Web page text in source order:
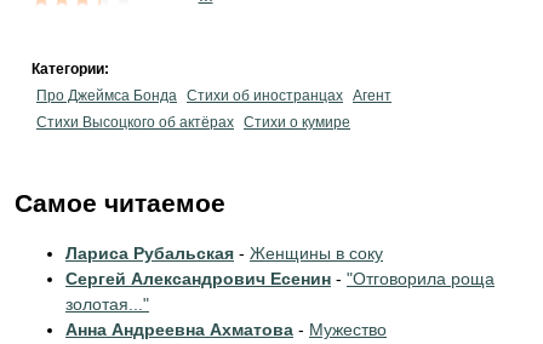
Категории:
Про Джеймса Бонда Стихи об иностранцах Агент
Стихи Высоцкого об актёрах Стихи о кумире
Самое читаемое
Лариса Рубальская - Женщины в соку
Сергей Александрович Есенин - "Отговорила роща
золотая..."
Анна Андреевна Ахматова - Мужество